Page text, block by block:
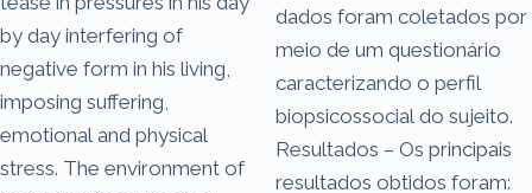
by day interfering of
negative form in his living,
imposing suffering,
emotional and physical
stress. The environment of
dados foram coletados por
meio de um questionário
caracterizando o perfil
biopsicossocial do sujeito.
Resultados – Os principais
resultados obtidos foram: